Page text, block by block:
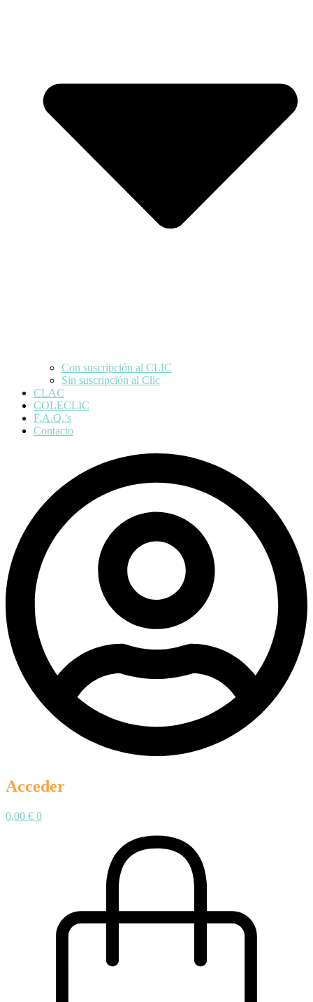
Con suscripción al CLIC
Sin suscripción al Clic
CLAC
COLECLIC
F.A.Q.’s
Contacto
Acceder
0,00 € 0